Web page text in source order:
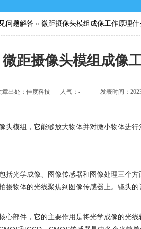
问题解答 » 微距摄像头模组成像工作原理什
微距摄像头模组成像
章出处：佳度科技 人气： - 发表时间：
头模组，它能够放大物体并对微小物体进
括光学成像、图像传感器和图像处理三个
摄物体的光线聚焦到图像传感器上。镜头
心部件，它的主要作用是将光学成像的光